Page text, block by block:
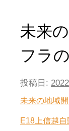
未来
フラ
投稿日:
未来の地域
E18上信越